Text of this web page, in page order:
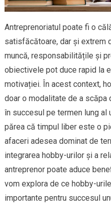
Antreprenoriatul poate fi o
satisfăcătoare, dar și extrem
muncă, responsabilitățile și
obiectivele pot duce rapid la
motivației. În acest context,
doar o modalitate de a scăpa
în succesul pe termen lung al
părea că timpul liber este o
afaceri adesea dominat de
integrarea hobby-urilor și a
antreprenor poate aduce
vom explora de ce hobby-
importante pentru succesul